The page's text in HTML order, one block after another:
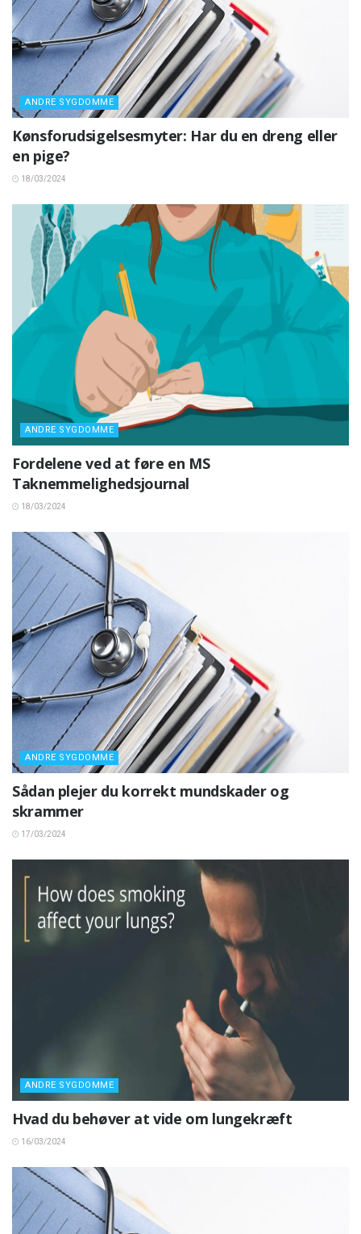
ANDRE SYGDOMME
Kønsforudsigelsesmyter: Har du en dreng eller
en pige?
18/03/2024
ANDRE SYGDOMME
Fordelene ved at føre en MS
Taknemmelighedsjournal
18/03/2024
ANDRE SYGDOMME
Sådan plejer du korrekt mundskader og
skrammer
17/03/2024
ANDRE SYGDOMME
Hvad du behøver at vide om lungekræft
16/03/2024